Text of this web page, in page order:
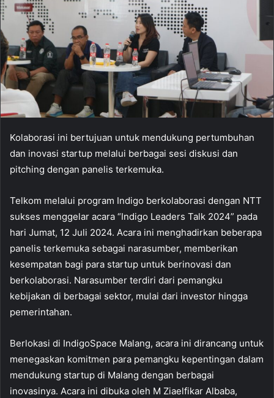
Kolaborasi ini bertujuan untuk mendukung pertumbuhan
dan inovasi startup melalui berbagai sesi diskusi dan
pitching dengan panelis terkemuka.
Telkom melalui program Indigo berkolaborasi dengan NTT
sukses menggelar acara “Indigo Leaders Talk 2024” pada
hari Jumat, 12 Juli 2024. Acara ini menghadirkan beberapa
panelis terkemuka sebagai narasumber, memberikan
kesempatan bagi para startup untuk berinovasi dan
berkolaborasi. Narasumber terdiri dari pemangku
kebijakan di berbagai sektor, mulai dari investor hingga
pemerintahan.
Berlokasi di IndigoSpace Malang, acara ini dirancang untuk
menegaskan komitmen para pemangku kepentingan dalam
mendukung startup di Malang dengan berbagai
inovasinya. Acara ini dibuka oleh M Ziaelfikar Albaba,